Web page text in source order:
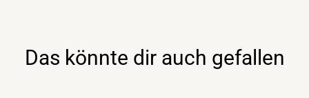
Das könnte dir auch gefallen